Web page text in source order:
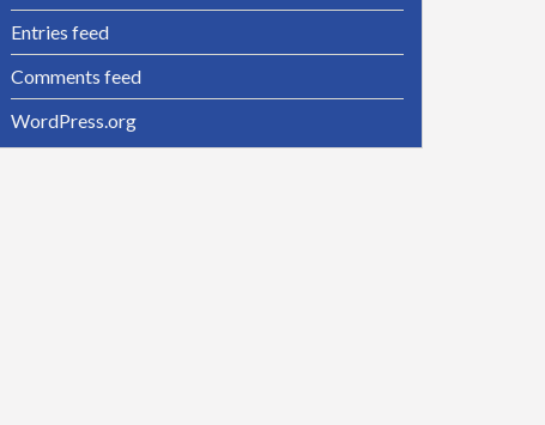
Entries feed
Comments feed
WordPress.org